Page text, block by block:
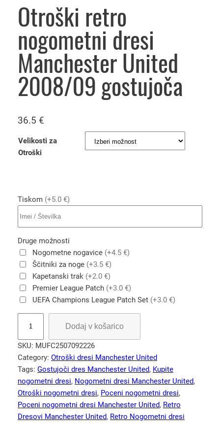
Otroški retro
nogometni dresi
Manchester United
2008/09 gostujoča
36.5 €
Velikosti za
Otroški
Tiskom (+5.0 €)
Druge možnosti
Nogometne nogavice (+4.5 €)
Ščitniki za noge (+3.5 €)
Kapetanski trak (+2.0 €)
Premier League Patch (+3.0 €)
UEFA Champions League Patch Set (+3.0 €)
r
o
š
k
i
r
e
Dodaj v košarico
SKU: MUFC2507092226
Category: Otroški dresi Manchester United
Tags: Gostujoči dres Manchester United, Kupite
nogometni dresi, Nogometni dresi Manchester United
Otroški nogometni dresi, Poceni nogometni dresi
Poceni nogometni dresi Manchester United, Retro
Dresovi Manchester United, Retro Nogometni dresi